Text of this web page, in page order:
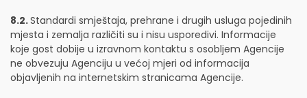
8.2.Standardi smještaja, prehrane i drugih usluga pojedinih
mjesta i zemalja različiti su i nisu usporedivi. Informacije
koje gost dobije u izravnom kontaktu s osobljem Agencije
ne obvezuju Agenciju u većoj mjeri od informacija
objavljenih na internetskim stranicama Agencije.